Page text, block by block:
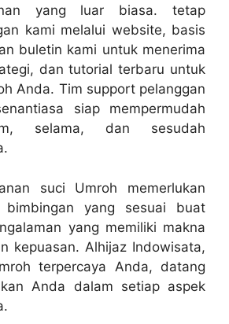
yang luar biasa. tetap
kami melalui website, basis
buletin kami untuk menerima
dan tutorial terbaru untuk
Anda. Tim support pelanggan
siap mempermudah
selama, dan sesudah
suci Umroh memerlukan
bimbingan yang sesuai buat
yang memiliki makna
kepuasan. Alhijaz Indowisata,
terpercaya Anda, datang
Anda dalam setiap aspek